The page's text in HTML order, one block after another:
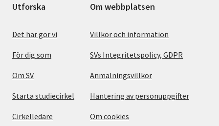
Utforska
Det här gör vi
För dig som
Om SV
Starta studiecirkel
Cirkelledare
Om webbplatsen
Villkor och information
SVs Integritetspolicy, GDPR
Anmälningsvillkor
Hantering av personuppgifter
Om cookies